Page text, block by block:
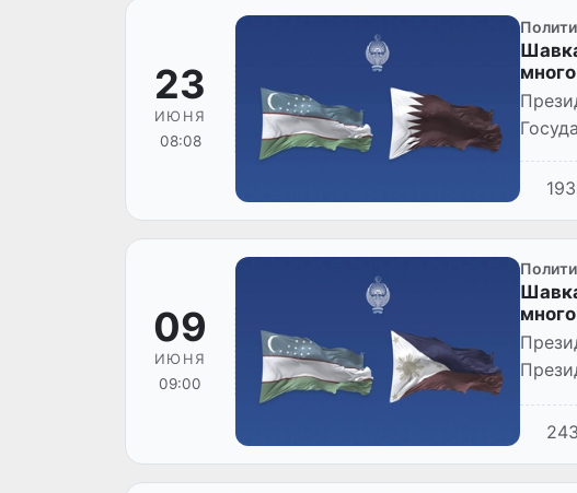
23
ИЮНЯ
08:08
09
ИЮНЯ
09:00